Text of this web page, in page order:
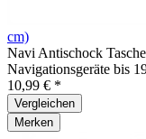
cm)
Navi Antischock
Navigationsgeräte bis
10,99 € *
Vergleichen
Merken